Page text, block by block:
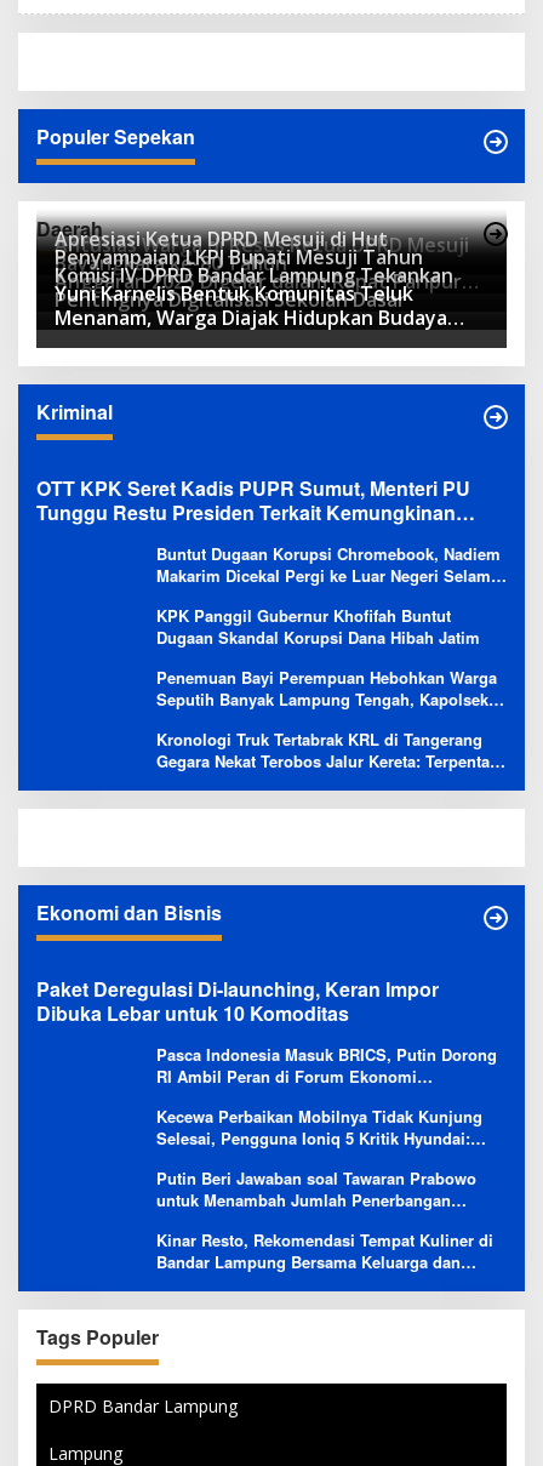
Populer Sepekan
Daerah
Antusias Warga di Reses Ketua DPRD Mesuji
Apresiasi Ketua DPRD Mesuji di Hut
Bayangkara ke-80 Tahun
Penyampaian LKPJ Bupati Mesuji Tahun
Anggaran 2025 Digelar dalam Rapat Paripurna
DPRD
Komisi IV DPRD Bandar Lampung Tekankan
Pentingnya Digitalisasi Sekolah Dasar
Yuni Karnelis Bentuk Komunitas Teluk
Menanam, Warga Diajak Hidupkan Budaya
Tanam
Kriminal
OTT KPK Seret Kadis PUPR Sumut, Menteri PU
Tunggu Restu Presiden Terkait Kemungkinan
Buntut Dugaan Korupsi Chromebook, Nadiem
Makarim Dicekal Pergi ke Luar Negeri Selama
KPK Panggil Gubernur Khofifah Buntut
Dugaan Skandal Korupsi Dana Hibah Jatim
Penemuan Bayi Perempuan Hebohkan Warga
Seputih Banyak Lampung Tengah, Kapolsek:
Kronologi Truk Tertabrak KRL di Tangerang
Gegara Nekat Terobos Jalur Kereta: Terpental,
Ekonomi dan Bisnis
Paket Deregulasi Di-launching, Keran Impor
Dibuka Lebar untuk 10 Komoditas
Pasca Indonesia Masuk BRICS, Putin Dorong
RI Ambil Peran di Forum Ekonomi
Kecewa Perbaikan Mobilnya Tidak Kunjung
Selesai, Pengguna Ioniq 5 Kritik Hyundai:
Sales
Putin Beri Jawaban soal Tawaran Prabowo
untuk Menambah Jumlah Penerbangan
Kinar Resto, Rekomendasi Tempat Kuliner di
Bandar Lampung Bersama Keluarga dan
Tags Populer
DPRD Bandar Lampung
Lampung